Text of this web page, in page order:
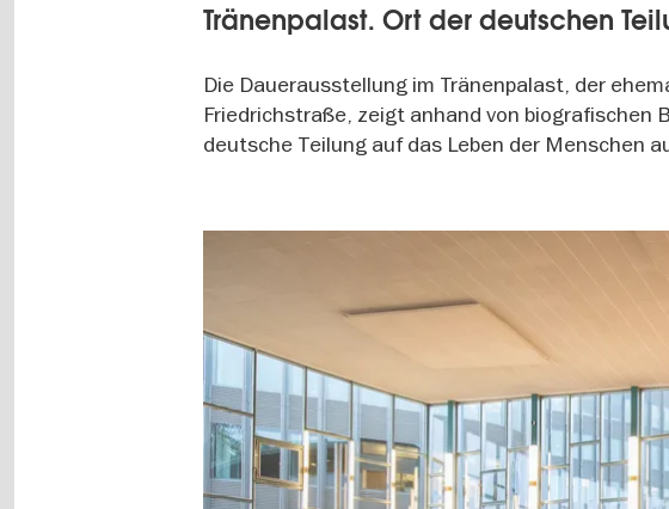
Tränenpalast. Ort der deutschen
Die Dauerausstellung im Tränenpalast, der
Friedrichstraße, zeigt anhand von biografischen
deutsche Teilung auf das Leben der Menschen